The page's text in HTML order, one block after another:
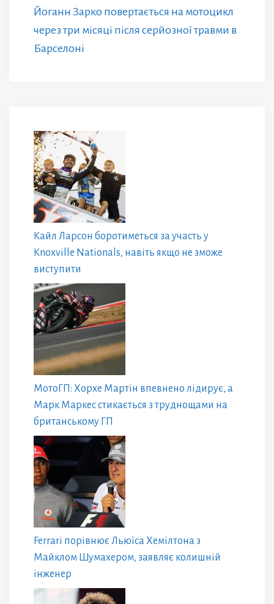
Йоганн Зарко повертається на мотоцикл
через три місяці після серйозної травми в
Барселоні
Кайл Ларсон боротиметься за участь у
Knoxville Nationals, навіть якщо не зможе
виступити
МотоГП: Хорхе Мартін впевнено лідирує, а
Марк Маркес стикається з труднощами на
британському ГП
Ferrari порівнює Льюїса Хемілтона з
Майклом Шумахером, заявляє колишній
інженер